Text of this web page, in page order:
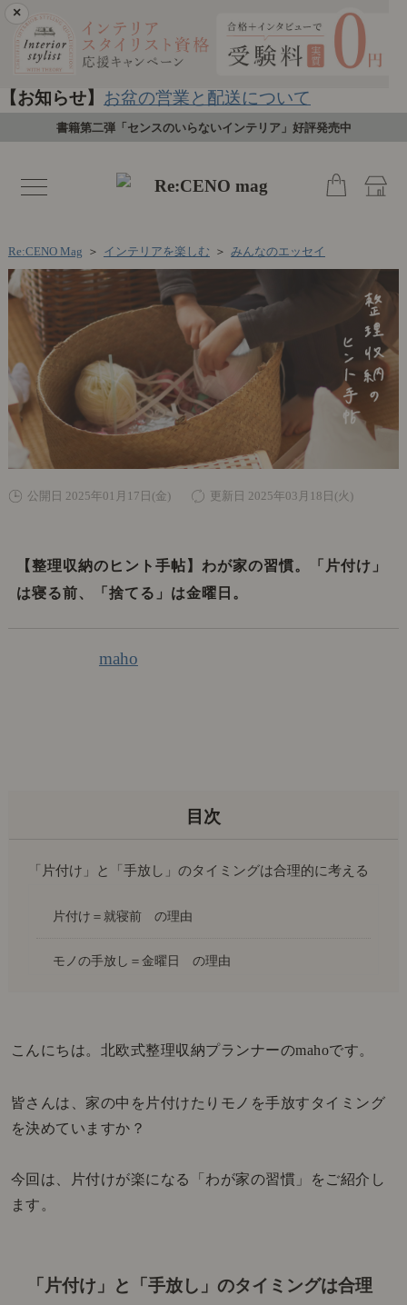
×
【お知らせ】 お盆の営業と配送について
書籍第二弾「センスのいらないインテリア」好評発売中
toggle
navigation
Re:CENO Mag ＞ インテリアを楽しむ ＞ みんなのエッセイ
公開日 2025年01月17日(金) 更新日 2025年03月18日(火)
【整理収納のヒント手帖】わが家の習慣。「片付け」
は寝る前、「捨てる」は金曜日。
maho
こんにちは。北欧式整理収納プランナーのmahoです。
皆さんは、家の中を片付けたりモノを手放すタイミング
を決めていますか？
今回は、片付けが楽になる「わが家の習慣」をご紹介し
ます。
「片付け」と「手放し」のタイミングは合理
「片付け」と「手放し」のタイミングは合理的に考える
片付け＝就寝前 の理由
モノの手放し＝金曜日 の理由